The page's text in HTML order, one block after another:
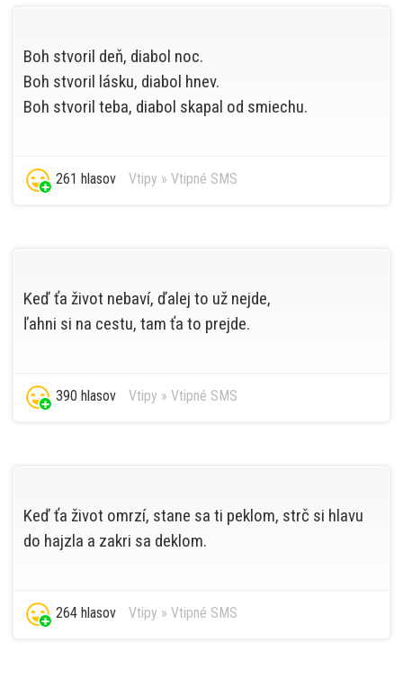
Boh stvoril deň, diabol noc.
Boh stvoril lásku, diabol hnev.
Boh stvoril teba, diabol skapal od smiechu.
261 hlasov Vtipy » Vtipné SMS
Keď ťa život nebaví, ďalej to už nejde,
ľahni si na cestu, tam ťa to prejde.
390 hlasov Vtipy » Vtipné SMS
Keď ťa život omrzí, stane sa ti peklom, strč si hlavu
do hajzla a zakri sa deklom.
264 hlasov Vtipy » Vtipné SMS